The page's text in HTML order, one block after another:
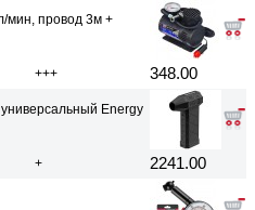
мин, провод 3м +
+++ 348.00
Energy
+ 2241.00